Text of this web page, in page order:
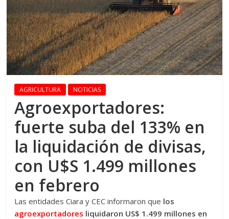
AGRICULTURA NOTICIAS
Agroexportadores:
fuerte suba del 133% en
la liquidación de divisas,
con U$S 1.499 millones
en febrero
Las entidades Ciara y CEC informaron que los
agroexportadores liquidaron US$ 1.499 millones en